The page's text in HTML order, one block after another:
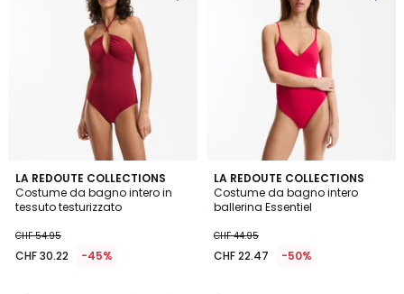
LA REDOUTE COLLECTIONS
Costume da bagno intero in
tessuto testurizzato
CHF 54.95
CHF 30.22 -45%
4.5
/ 5
2
Colori
LA REDOUTE COLLECTIONS
Costume da bagno intero
ballerina Essentiel
CHF 44.95
CHF 22.47 -50%
4
/
5